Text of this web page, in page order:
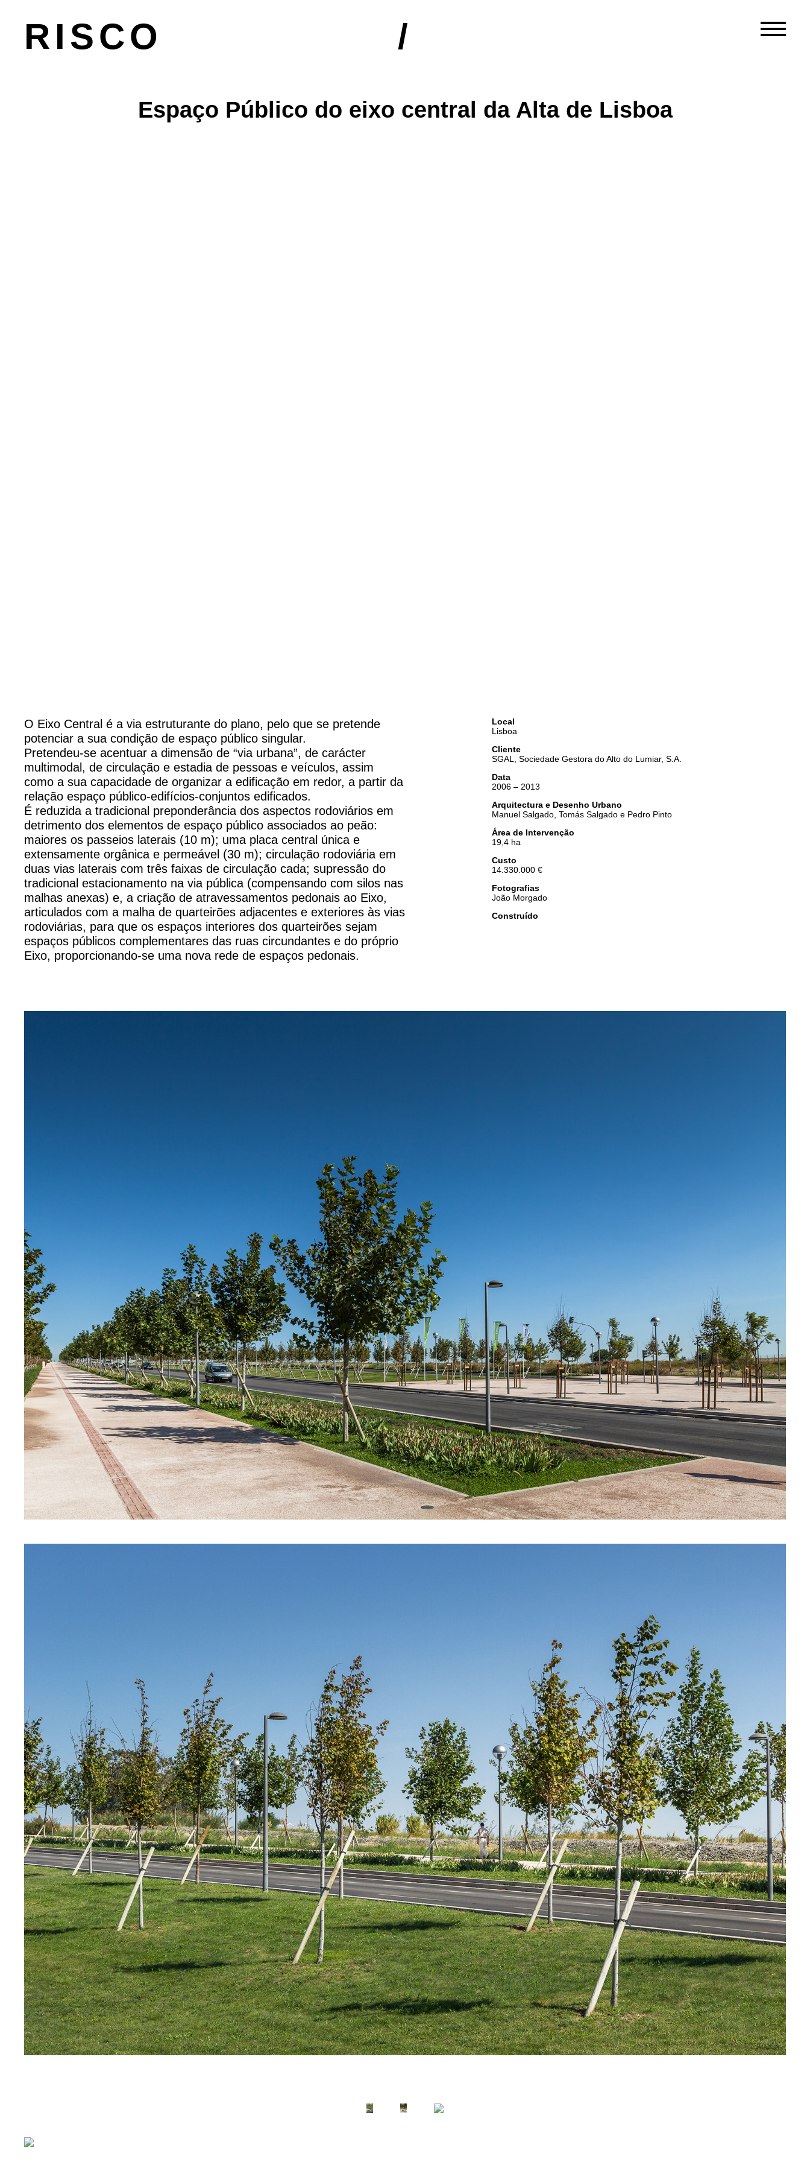
RISCO /
Espaço Público do eixo central da Alta de Lisboa
O Eixo Central é a via estruturante do plano, pelo que se pretende
potenciar a sua condição de espaço público singular.
Pretendeu-se acentuar a dimensão de “via urbana”, de carácter
multimodal, de circulação e estadia de pessoas e veículos, assim
como a sua capacidade de organizar a edificação em redor, a partir da
relação espaço público-edifícios-conjuntos edificados.
É reduzida a tradicional preponderância dos aspectos rodoviários em
detrimento dos elementos de espaço público associados ao peão:
maiores os passeios laterais (10 m); uma placa central única e
extensamente orgânica e permeável (30 m); circulação rodoviária em
duas vias laterais com três faixas de circulação cada; supressão do
tradicional estacionamento na via pública (compensando com silos nas
malhas anexas) e, a criação de atravessamentos pedonais ao Eixo,
articulados com a malha de quarteirões adjacentes e exteriores às vias
rodoviárias, para que os espaços interiores dos quarteirões sejam
espaços públicos complementares das ruas circundantes e do próprio
Eixo, proporcionando-se uma nova rede de espaços pedonais.
Local
Lisboa
Cliente
SGAL, Sociedade Gestora do Alto do Lumiar, S.A.
Data
2006 – 2013
Arquitectura e Desenho Urbano
Manuel Salgado, Tomás Salgado e Pedro Pinto
Área de Intervenção
19,4 ha
Custo
14.330.000 €
Fotografias
João Morgado
Construído